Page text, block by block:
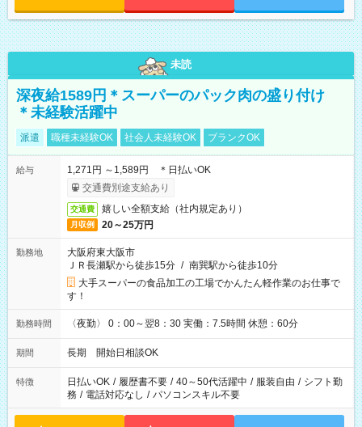
未読
深夜給1589円＊スーパーのパック肉の盛り付け
＊未経験活躍中
派遣 職種未経験OK 社会人未経験OK ブランクOK
給与
1,271円 ～1,589円 ＊日払いOK
交通費別途支給あり
交通費 嬉しい全額支給（社内規定あり）
月収例 20～25万円
勤務地
大阪府東大阪市
ＪＲ長瀬駅から徒歩15分 / 南巽駅から徒歩10分
大手スーパーの食品加工の工場でかんたん軽作業のお仕事で
す！
勤務時間 〈夜勤〉 0：00～翌8：30 実働：7.5時間 休憩：60分
期間 長期 開始日相談OK
特徴 日払いOK / 履歴書不要 / 40～50代活躍中 / 服装自由 / シフト勤
務 / 電話対応なし / パソコンスキル不要